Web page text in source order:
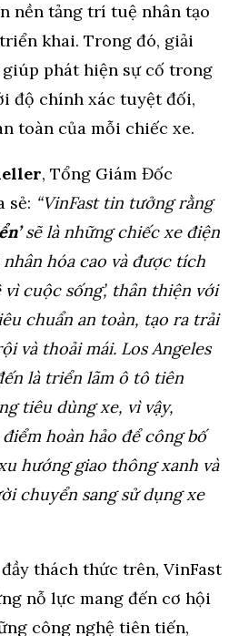
nền tảng trí tuệ nhân tạo
khai. Trong đó, giải
phát hiện sự cố trong
độ chính xác tuyệt đối,
toàn của mỗi chiếc xe.
, Tổng Giám Đốc
sẻ: “VinFast tin tưởng rằng
sẽ là những chiếc xe điện
hóa cao và được tích
cuộc sống’, thân thiện với
chuẩn an toàn, tạo ra trải
và thoải mái. Los Angeles
là triển lãm ô tô tiên
tiêu dùng xe, vì vậy,
hoàn hảo để công bố
hướng giao thông xanh và
chuyển sang sử dụng xe
thách thức trên, VinFast
nỗ lực mang đến cơ hội
công nghệ tiên tiến,